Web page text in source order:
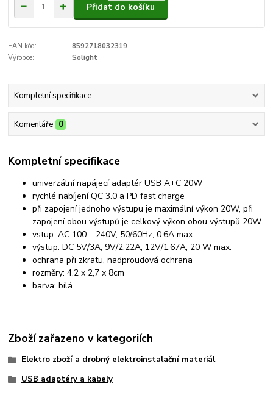
Přidat do košíku
EAN kód:
8592718032319
Výrobce:
Solight
Kompletní specifikace
Komentáře 0
Kompletní specifikace
univerzální napájecí adaptér USB A+C 20W
rychlé nabíjení QC 3.0 a PD fast charge
při zapojení jednoho výstupu je maximální výkon 20W, při
zapojení obou výstupů je celkový výkon obou výstupů 20W
vstup: AC 100 – 240V, 50/60Hz, 0.6A max.
výstup: DC 5V/3A; 9V/2.22A; 12V/1.67A; 20 W max.
ochrana při zkratu, nadproudová ochrana
rozměry: 4,2 x 2,7 x 8cm
barva: bílá
Zboží zařazeno v kategoriích
Elektro zboží a drobný elektroinstalační materiál
USB adaptéry a kabely